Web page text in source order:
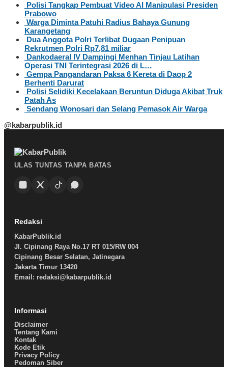
Polisi Tangkap Pembuat Video AI Manipulasi Presiden
Prabowo
Warga Diminta Patuhi Radius Bahaya Gunung
Karangetang
Dua Anggota Polri Terlibat Dugaan Penipuan
Rekrutmen Polri Rp7,81 miliar
Dankodaeral IV Dampingi Menhan Tinjau Latihan
Operasi TNI Terintegrasi 2026 di L…
Gempa Pangandaran Paksa 6 Kereta di Daop 2
Berhenti Darurat
Polisi Selidiki Kecelakaan Beruntun Diduga Akibat Truk
Patah As
Sendang Wonosari dan Selang Pemasok Air Warga
@kabarpublik.id
ULAS TUNTAS TANPA BATAS
Redaksi
KabarPublik.id
Jl. Cipinang Raya No.17 RT 015/RW 004
Cipinang Besar Selatan, Jatinegara
Jakarta Timur 13420
Email: redaksi@kabarpublik.id
Informasi
Disclaimer
Tentang Kami
Kontak
Kode Etik
Privacy Policy
Pedoman Siber